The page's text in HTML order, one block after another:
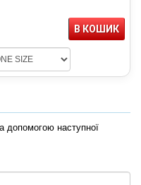
В КОШИК
допомогою наступної